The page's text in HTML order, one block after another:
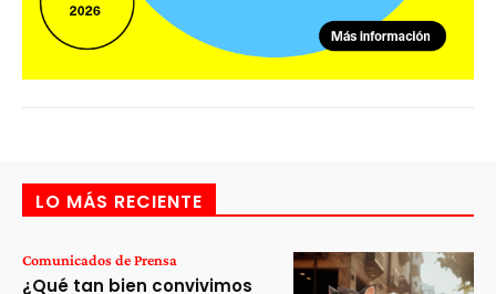
LO MÁS RECIENTE
Comunicados de Prensa
¿Qué tan bien convivimos